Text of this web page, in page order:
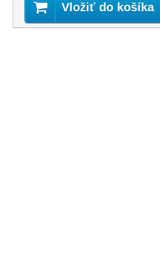
Vložiť do košíka